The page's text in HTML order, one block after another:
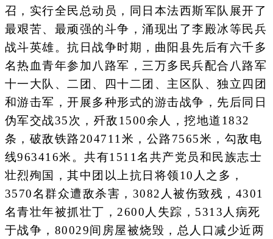
召，实行全民总动员，同日本法西斯军队展开了
最艰苦、最顽强的斗争，涌现出了李殿冰等民兵
战斗英雄。抗日战争时期，曲阳县先后有六千多
名热血青年参加八路军，三万多民兵配合八路军
十一大队、二团、四十二团、主区队、独立四团
和游击军，开展多种形式的游击战争，先后同日
伪军交战35次，歼敌1500余人，挖地道1832
条，破敌铁路204711米，公路7565米，勾敌电
线963416米。共有1511名共产党员和民族志士
壮烈殉国，其中团以上抗日将领10人之多，
3570名群众遭敌杀害，3082人被伤致残，4301
名青壮年被抓壮丁，2600人失踪，5313人病死
于战争，80029间房屋被烧毁，总人口减少近两